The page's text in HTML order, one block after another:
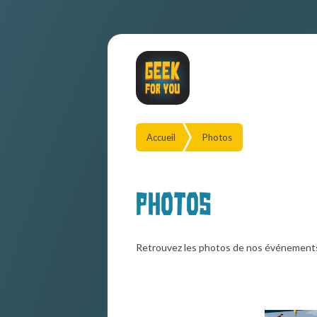
Accueil Photos
Photos
Retrouvez les photos de nos